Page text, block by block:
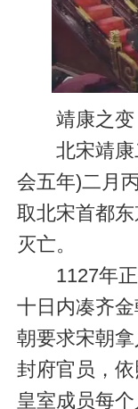
靖康之变
北宋靖康
会五年)二月
取北宋首都
灭亡。
1127年正
十日内凑齐
朝要求宋朝
封府官员，
皇室成员每